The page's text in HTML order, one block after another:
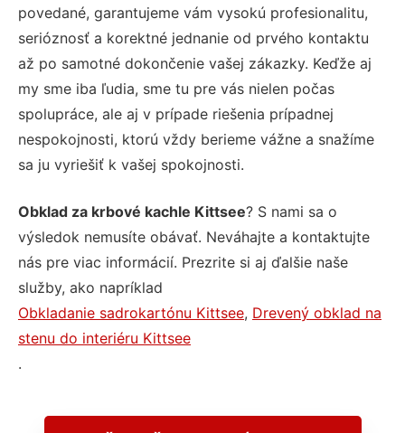
povedané, garantujeme vám vysokú profesionalitu,
serióznosť a korektné jednanie od prvého kontaktu
až po samotné dokončenie vašej zákazky. Keďže aj
my sme iba ľudia, sme tu pre vás nielen počas
spolupráce, ale aj v prípade riešenia prípadnej
nespokojnosti, ktorú vždy berieme vážne a snažíme
sa ju vyriešiť k vašej spokojnosti.
Obklad za krbové kachle Kittsee? S nami sa o
výsledok nemusíte obávať. Neváhajte a kontaktujte
nás pre viac informácií. Prezrite si aj ďalšie naše
služby, ako napríklad
Obkladanie sadrokartónu Kittsee, Drevený obklad na
stenu do interiéru Kittsee
.